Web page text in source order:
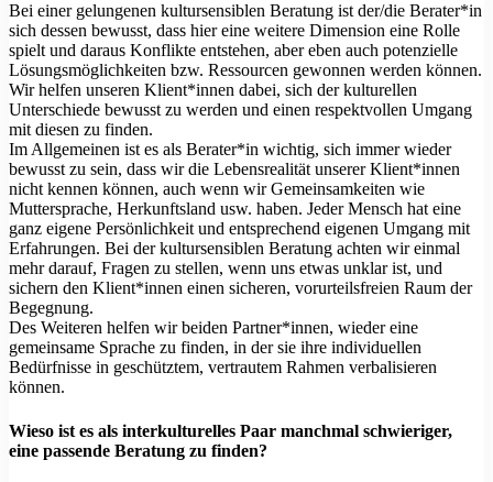
Bei einer gelungenen kultursensiblen Beratung ist der/die Berater*in
sich dessen bewusst, dass hier eine weitere Dimension eine Rolle
spielt und daraus Konflikte entstehen, aber eben auch potenzielle
Lösungsmöglichkeiten bzw. Ressourcen gewonnen werden können.
Wir helfen unseren Klient*innen dabei, sich der kulturellen
Unterschiede bewusst zu werden und einen respektvollen Umgang
mit diesen zu finden.
Im Allgemeinen ist es als Berater*in wichtig, sich immer wieder
bewusst zu sein, dass wir die Lebensrealität unserer Klient*innen
nicht kennen können, auch wenn wir Gemeinsamkeiten wie
Muttersprache, Herkunftsland usw. haben. Jeder Mensch hat eine
ganz eigene Persönlichkeit und entsprechend eigenen Umgang mit
Erfahrungen. Bei der kultursensiblen Beratung achten wir einmal
mehr darauf, Fragen zu stellen, wenn uns etwas unklar ist, und
sichern den Klient*innen einen sicheren, vorurteilsfreien Raum der
Begegnung.
Des Weiteren helfen wir beiden Partner*innen, wieder eine
gemeinsame Sprache zu finden, in der sie ihre individuellen
Bedürfnisse in geschütztem, vertrautem Rahmen verbalisieren
können.
Wieso ist es als interkulturelles Paar manchmal schwieriger,
eine passende Beratung zu finden?